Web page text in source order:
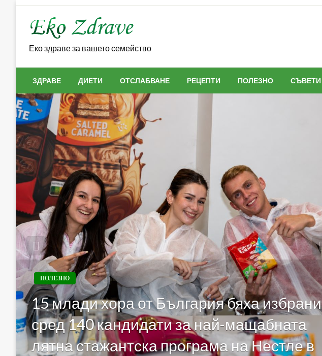
Еко здраве за вашето семейство
ЗДРАВЕ ДИЕТИ ОТСЛАБВАНЕ РЕЦЕПТИ ПОЛЕЗНО СЪВЕТИ
ПОЛЕЗНО
15 млади хора от България бяха избрани
сред 140 кандидати за най-мащабната
лятна стажантска програма на Нестле в